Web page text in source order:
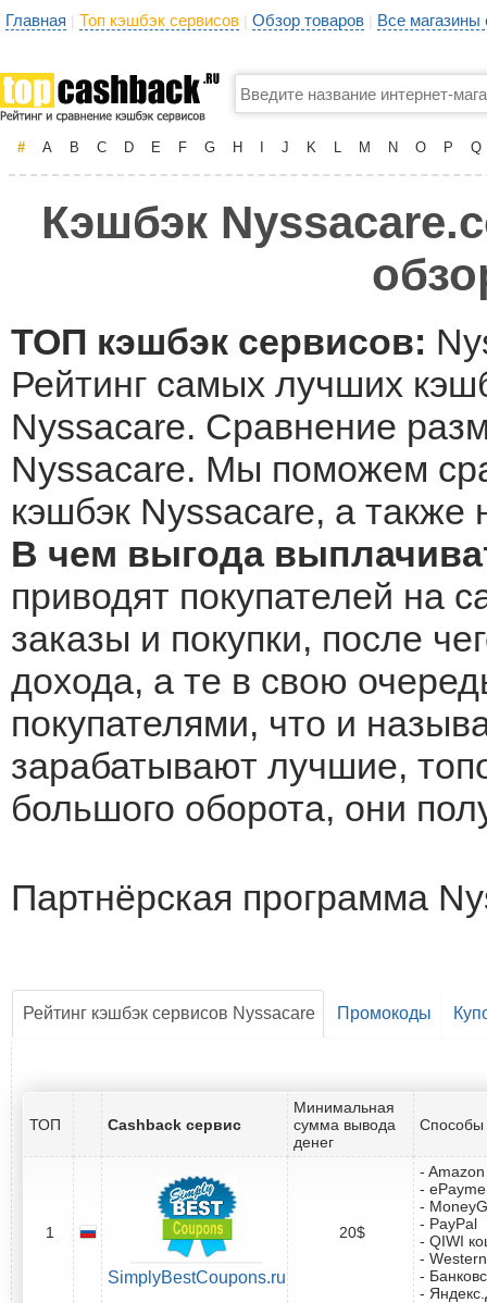
Главная | Топ кэшбэк сервисов | Обзор товаров | Все
# A B C D E F G H J K L M N O P Q
Кэшбэк
ТОП кэшбэк сервисов:
Рейтинг самых лучших
Nyssacare. Сравнение
Nyssacare. Мы поможем
кэшбэк Nyssacare, а также
В чем выгода
приводят покупателей на
заказы и покупки, после
дохода, а те в свою
покупателями, что и
зарабатывают лучшие,
большого оборота, они
Партнёрская программа
Рейтинг кэшбэк сервисов Nyssacare Промокоды
ТОП Cashback сервис
Минимальная
сумма вывода
денег
Способы
1
SimplyBestCoupons.ru
20$
-
-
-
- PayPal
- QIWI
-
-
-